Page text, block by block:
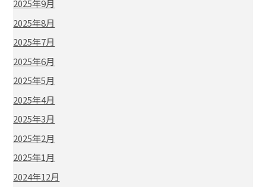
2025年9月
2025年8月
2025年7月
2025年6月
2025年5月
2025年4月
2025年3月
2025年2月
2025年1月
2024年12月